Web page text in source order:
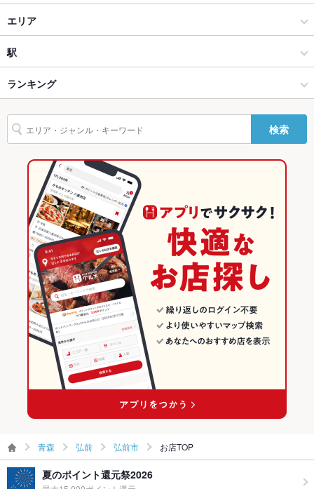
貸切
設備
Wi-Fi 未確認
バリアフリ
ー
なし
駐車場
その他設備 －
飲み放題 なし
食べ放題
お子様連れ お子様連れ不可
ウェディン
グパーティ
ー二次会
－
－
ダイニングバー・バル
洋・和洋・各国料理・その他
弘前 × ダイニングバー・バル
弘前 × 洋・和洋・各国料理・その他
弘前学院大前駅 × ダイニングバー・バル
弘前学院大前駅 × 洋・和洋・各国料理・その他
エリア
弘前市
弘前市 × ダイニングバー・バル
弘前市 × 洋・和洋・各国料理・その他
青森
青森 × ダイニングバー・バル
青森 × 洋・和洋・各国料理・その他
駅
弘前学院大前駅
ランキング
青森のグルメランキング
青森のダイニングバー・バルランキング
弘前のグルメランキング
弘前市のグルメランキング
検索
青森 弘前 弘前市 お店TOP
夏のポイント還元祭2026